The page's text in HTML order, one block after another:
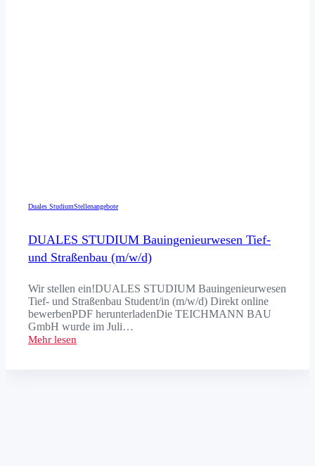
Duales StudiumStellenangebote
DUALES STUDIUM Bauingenieurwesen Tief-
und Straßenbau (m/w/d)
Wir stellen ein!DUALES STUDIUM Bauingenieurwesen
Tief- und Straßenbau Student/in (m/w/d) Direkt online
bewerbenPDF herunterladenDie TEICHMANN BAU
GmbH wurde im Juli…
Mehr lesen